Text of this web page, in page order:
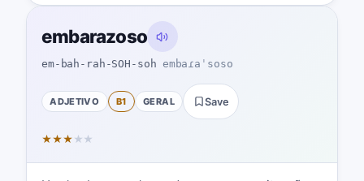
embarazoso
em-bah-rah-SOH-soh embaɾaˈsoso
ADJETIVO B1 GERAL Save
★★★ ★ ★